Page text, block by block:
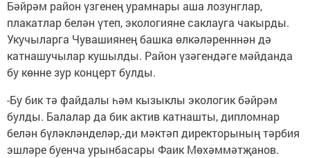
Бәйрәм район үзгенең урамнары аша лозунглар,
плакатлар белән үтеп, экологияне саклауга чакырды.
Укучыларга Чувашиянең башка өлкәләренннән дә
катнашучылар кушылды. Район үзәгендәге мәйданда
бу көнне зур концерт булды.
-Бу бик тә файдалы һәм кызыклы экологик бәйрәм
булды. Балалар да бик актив катнашты, дипломнар
белән бүләкләнделәр,-ди мәктәп директорының тәрбия
эшләре буенча урынбасары Фаик Мөхәммәтҗанов.